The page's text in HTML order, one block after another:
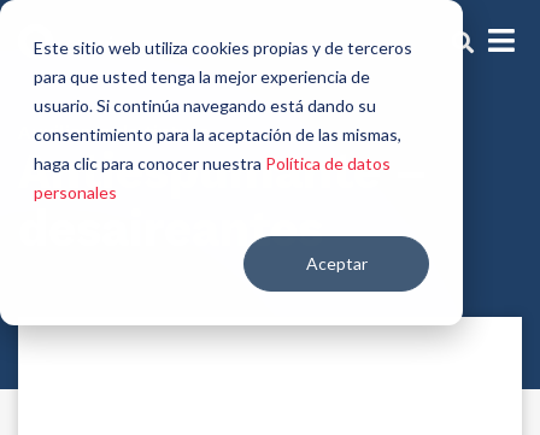
Este sitio web utiliza cookies propias y de terceros
para que usted tenga la mejor experiencia de
usuario. Si continúa navegando está dando su
consentimiento para la aceptación de las mismas,
haga clic para conocer nuestra Política de datos
personales
Aceptar
Auxiliares de tintura
Antiespumante –
desaireantes